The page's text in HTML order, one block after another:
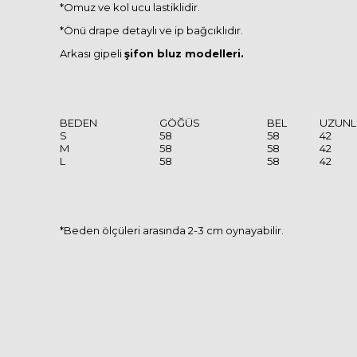
*Omuz ve kol ucu lastiklidir.
*Önü drape detaylı ve ip bağcıklıdır.
Arkası gipelişifon bluz modelleri.
BEDEN GÖĞÜS BEL
S
58 58
42
M
58 58
42
L
58 58 42
*Beden ölçüleri arasında 2-3 cm oynayabilir.